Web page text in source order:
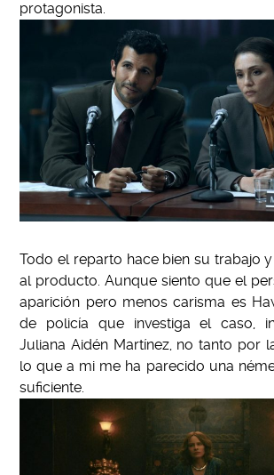
protagonista.
Todo el reparto hace bien su trabajo
al producto. Aunque siento que el
aparición pero menos carisma es
de policía que investiga el caso,
Juliana Aidén Martínez, no tanto por
lo que a mi me ha parecido una
suficiente.